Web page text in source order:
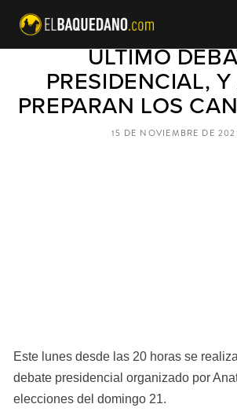
ESTA NOCHE
ÚLTIMO
PRESIDENCIAL,
PREPARAN LOS
Este lunes desde las 20 horas se
debate presidencial organizado por
elecciones del domingo 21.
15 DE NOVIEMBRE DE